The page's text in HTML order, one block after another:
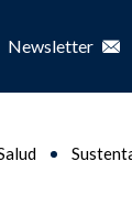
Newsletter